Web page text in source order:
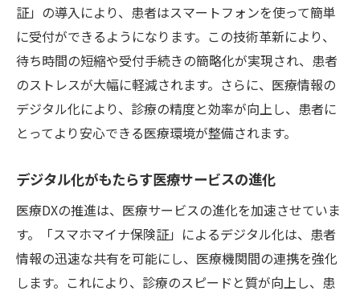
スマホで簡単！診療の流れをスムーズに
医療DXで実現する迅速な資格確認
未来を見据えたスマホ保険証の利用法
大和駅医療DXがもたらす便利な未来
大和駅で始まる医療DXの新たな試み
地域住民に優しい医療DXのかたち
大和駅から広がる医療DXの可能性
医療DXで変わる通院体験を大和駅で実感
大和駅医療DXの進化がもたらす利便性
医療DXとスマホマイナで変わる受付方法
証」の導入により、患者はスマートフォンを使って簡単
に受付ができるようになります。この技術革新により、
待ち時間の短縮や受付手続きの簡略化が実現され、患者
のストレスが大幅に軽減されます。さらに、医療情報の
デジタル化により、診療の精度と効率が向上し、患者に
とってより安心できる医療環境が整備されます。
デジタル化がもたらす医療サービスの進化
医療DXの推進は、医療サービスの進化を加速させていま
す。「スマホマイナ保険証」によるデジタル化は、患者
情報の迅速な共有を可能にし、医療機関間の連携を強化
します。これにより、診療のスピードと質が向上し、患